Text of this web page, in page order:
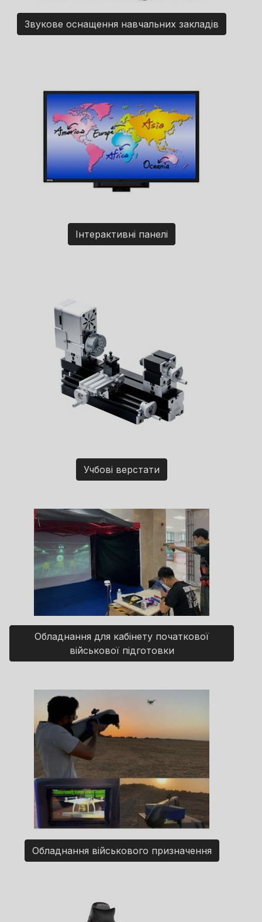
Звукове оснащення навчальних закладів
Інтерактивні панелі
Учбові верстати
Обладнання для кабінету початкової
військової підготовки
Обладнання військового призначення